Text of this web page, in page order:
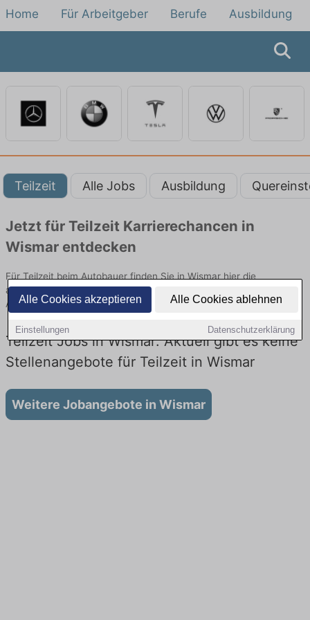
Alle Cookies akzeptieren Alle Cookies ablehnen
Einstellungen Datenschutzerklärung
Home Für Arbeitgeber Berufe Ausbildung
Teilzeit Alle Jobs Ausbildung
Jetzt für Teilzeit Karrierechancen in
Wismar entdecken
Für Teilzeit beim Autobauer finden Sie in Wismar hier die
aktuellsten Angebote. Entdecken Sie freie Optionen von Top-
Arbeitgebern und bewerben Sie sich noch heute.
Teilzeit Jobs in Wismar: Aktuell gibt es keine
Stellenangebote für Teilzeit in Wismar
Weitere Jobangebote in Wismar